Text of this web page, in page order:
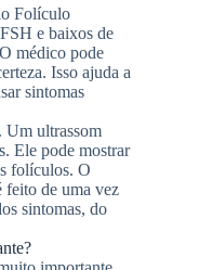
Folículo
e baixos de
médico pode
Isso ajuda a
sintomas
Um ultrassom
Ele pode mostrar
folículos. O
feito de uma vez
sintomas, do